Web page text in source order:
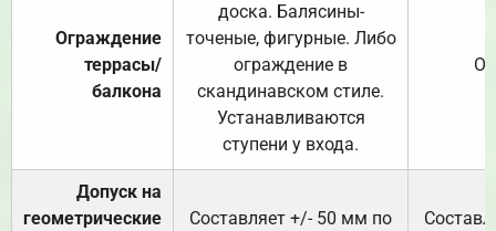
Ограждение
террасы/
балкона
доска. Балясины-
точеные, фигурные. Либо
ограждение в
скандинавском стиле.
Устанавливаются
ступени у входа.
Допуск на
геометрические
Составляет +/- 50 мм по